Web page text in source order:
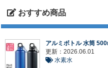
おすすめ商品
アルミボトル 水筒
更新：2026.06.01
水素水